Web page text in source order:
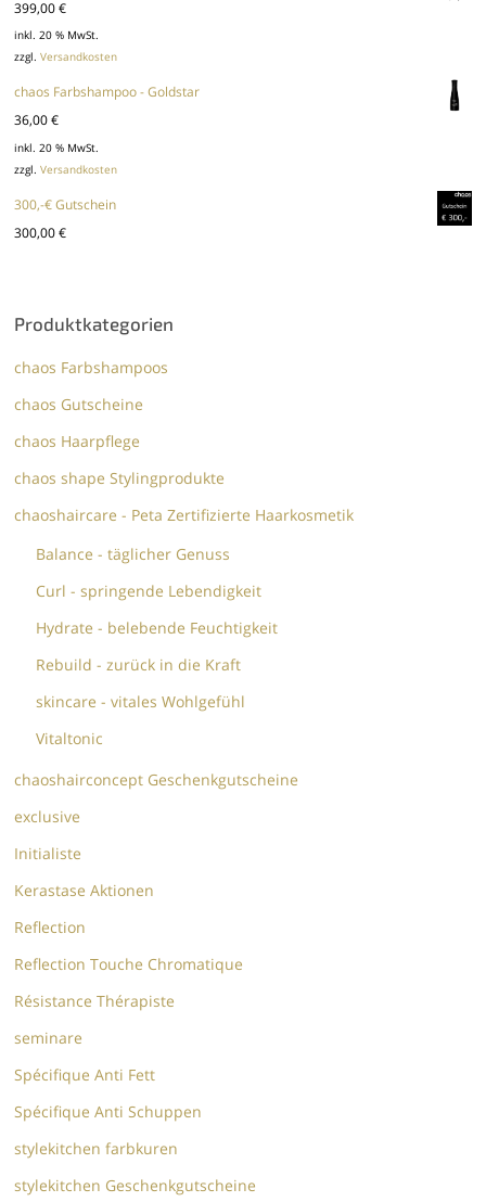
399,00€
inkl. 20 % MwSt.
zzgl.Versandkosten
chaos Farbshampoo - Goldstar
36,00€
inkl. 20 % MwSt.
zzgl.Versandkosten
300,-€ Gutschein
300,00€
Produktkategorien
chaos Farbshampoos
chaos Gutscheine
chaos Haarpflege
chaos shape Stylingprodukte
chaoshaircare - Peta Zertifizierte Haarkosmetik
Balance - täglicher Genuss
Curl - springende Lebendigkeit
Hydrate - belebende Feuchtigkeit
Rebuild - zurück in die Kraft
skincare - vitales Wohlgefühl
Vitaltonic
chaoshairconcept Geschenkgutscheine
exclusive
Initialiste
Kerastase Aktionen
Reflection
Reflection Touche Chromatique
Résistance Thérapiste
seminare
Spécifique Anti Fett
Spécifique Anti Schuppen
stylekitchen farbkuren
stylekitchen Geschenkgutscheine